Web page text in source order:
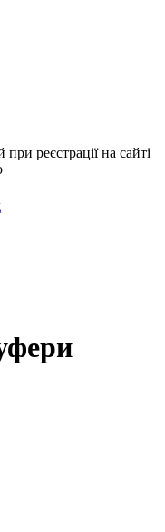
реєстрації на сайті